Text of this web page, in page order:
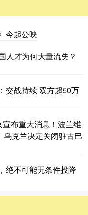
今起公映
人才为何大量流失？
交战持续 双方超50万
宣布重大消息！波兰维
克兰决定关闭驻古巴
绝不可能无条件投降